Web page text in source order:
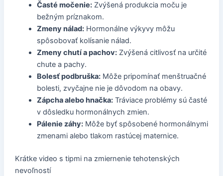
Časté močenie:Zvýšená produkcia moču je
bežným príznakom.
Zmeny nálad:Hormonálne výkyvy môžu
spôsobovať kolísanie nálad.
Zmeny chutí a pachov:Zvýšená citlivosť na určité
chute a pachy.
Bolesť podbruška:Môže pripomínať menštruačné
bolesti, zvyčajne nie je dôvodom na obavy.
Zápcha alebo hnačka:Tráviace problémy sú časté
v dôsledku hormonálnych zmien.
Pálenie záhy:Môže byť spôsobené hormonálnymi
zmenami alebo tlakom rastúcej maternice.
Krátke video s tipmi na zmiernenie tehotenských
nevoľností